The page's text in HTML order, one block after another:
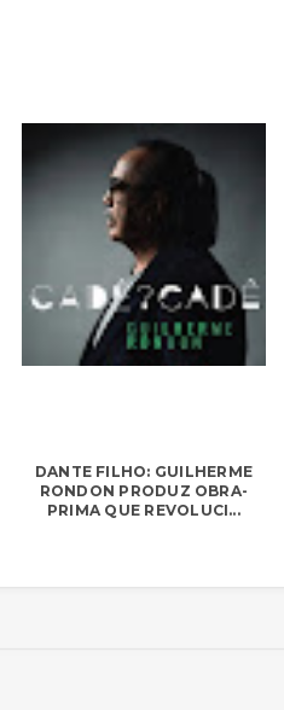
DANTE FILHO: GUILHERME
RONDON PRODUZ OBRA-
PRIMA QUE REVOLUCI...